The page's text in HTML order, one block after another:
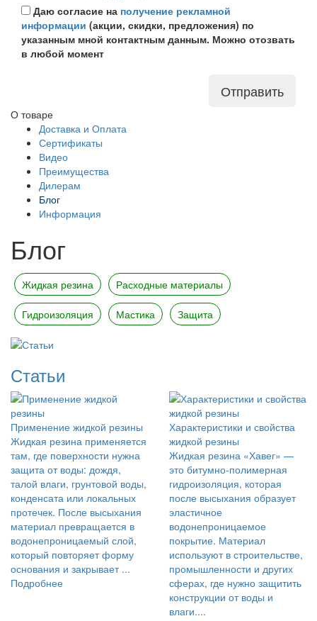
Даю согласие на получение рекламной
информации (акции, скидки, предложения) по
указанным мной контактным данным. Можно отозвать
в любой момент
Отправить
О товаре
Доставка и Оплата
Сертификаты
Видео
Преимущества
Дилерам
Блог
Информация
Блог
Жидкая резина Расходные материалы
Гидроизоляция Мастика Защита
Статьи
Применение жидкой резины
Жидкая резина применяется
там, где поверхности нужна
защита от воды: дождя,
талой влаги, грунтовой воды,
конденсата или локальных
протечек. После высыхания
материал превращается в
водонепроницаемый слой,
который повторяет форму
основания и закрывает ...
Подробнее
Характеристики и свойства
жидкой резины
Жидкая резина «Хавег» —
это битумно-полимерная
гидроизоляция, которая
после высыхания образует
эластичное
водонепроницаемое
покрытие. Материал
используют в строительстве,
промышленности и других
сферах, где нужно защитить
конструкции от воды и
влаги....